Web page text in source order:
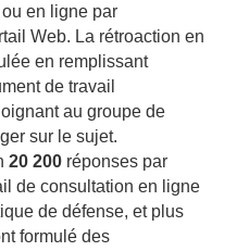
en ligne par
Web. La rétroaction en
en remplissant
de travail
au groupe de
sur le sujet.
20 200 réponses par
de consultation en ligne
de défense, et plus
formulé des